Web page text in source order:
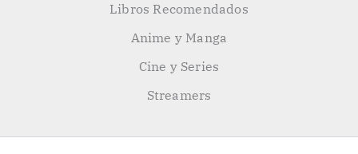
Libros Recomendados
Anime y Manga
Cine y Series
Streamers